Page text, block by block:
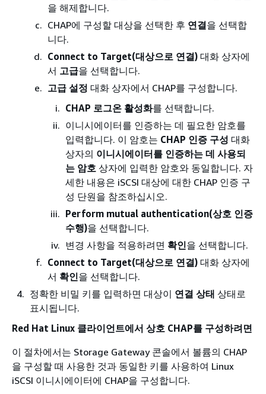
을 해제합니다.
CHAP에 구성할 대상을 선택한 후 연결을 선택합
니다.
Connect to Target(대상으로 연결) 대화 상자에
서 고급을 선택합니다.
고급 설정 대화 상자에서 CHAP를 구성합니다.
CHAP 로그온 활성화를 선택합니다.
이니시에이터를 인증하는 데 필요한 암호를
입력합니다. 이 암호는 CHAP 인증 구성 대화
상자의 이니시에이터를 인증하는 데 사용되
는 암호 상자에 입력한 암호와 동일합니다. 자
세한 내용은 iSCSI 대상에 대한 CHAP 인증 구
성 단원을 참조하십시오.
Perform mutual authentication(상호 인증
수행)을 선택합니다.
변경 사항을 적용하려면 확인을 선택합니다.
Connect to Target(대상으로 연결) 대화 상자에
서 확인을 선택합니다.
정확한 비밀 키를 입력하면 대상이 연결 상태 상태로
표시됩니다.
Red Hat Linux 클라이언트에서 상호 CHAP를 구성하려면
이 절차에서는 Storage Gateway 콘솔에서 볼륨의 CHAP
을 구성할 때 사용한 것과 동일한 키를 사용하여 Linux
iSCSI 이니시에이터에 CHAP을 구성합니다.